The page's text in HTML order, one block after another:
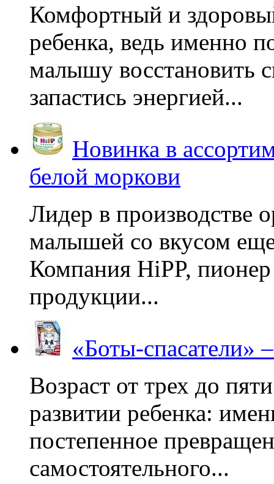
Комфортный и
ребенка, ведь именно
малышу восстановить
запастись энергией...
Новинка в
белой моркови
Лидер в производстве
малышей со вкусом
Компания HiPP, пионер
продукции...
«Боты-спасатели»
Возраст от трех до
развитии ребенка:
постепенное
самостоятельного...